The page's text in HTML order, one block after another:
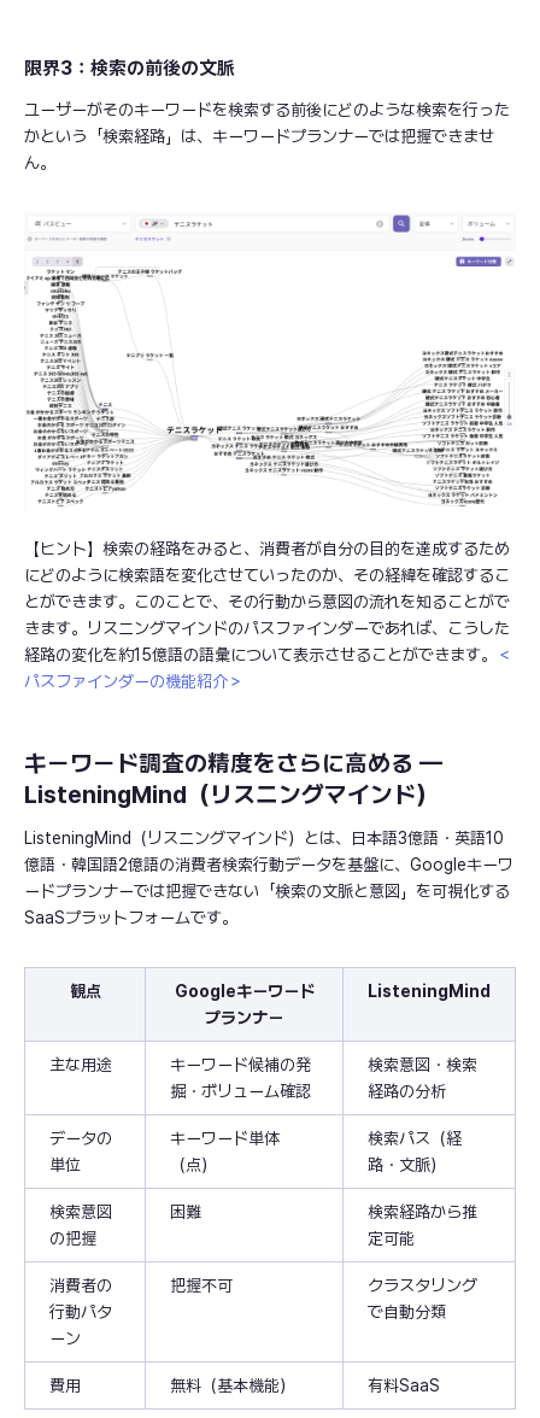
限界3：検索の前後の文脈
ユーザーがそのキーワードを検索する前後にどのような検索を行った
かという「検索経路」は、キーワードプランナーでは把握できませ
ん。
【ヒント】検索の経路をみると、消費者が自分の目的を達成するため
にどのように検索語を変化させていったのか、その経緯を確認するこ
とができます。このことで、その行動から意図の流れを知ることがで
きます。リスニングマインドのパスファインダーであれば、こうした
経路の変化を約15億語の語彙について表示させることができます。
＜
パスファインダーの機能紹介＞
キーワード調査の精度をさらに高める —
ListeningMind（リスニングマインド）
ListeningMind（リスニングマインド）とは、日本語3億語・英語10
億語・韓国語2億語の消費者検索行動データを基盤に、Googleキーワ
ードプランナーでは把握できない「検索の文脈と意図」を可視化する
SaaSプラットフォームです。
観点
Googleキーワード
プランナー
ListeningMind
主な用途
キーワード候補の発
掘・ボリューム確認
検索意図・検索
経路の分析
データの
単位
キーワード単体
（点）
検索パス（経
路・文脈）
検索意図
の把握
困難
検索経路から推
定可能
消費者の
行動パタ
ーン
把握不可
クラスタリング
で自動分類
費用 無料（基本機能） 有料SaaS